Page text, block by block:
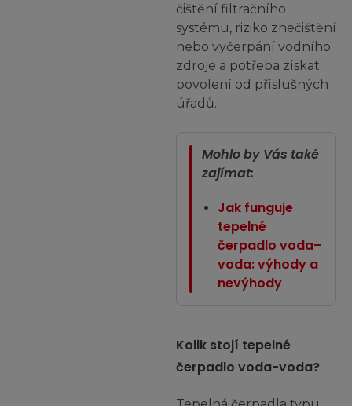
čištění filtračního
systému, riziko znečištění
nebo vyčerpání vodního
zdroje a potřeba získat
povolení od příslušných
úřadů.
Mohlo by Vás také
zajímat:
Jak funguje
tepelné
čerpadlo voda–
voda: výhody a
nevýhody
Kolik stojí tepelné
čerpadlo voda-voda?